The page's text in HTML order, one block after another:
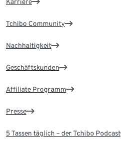
Karriere
Tchibo Community
Nachhaltigkeit
Geschäftskunden
Affiliate Programm
Presse
5 Tassen täglich – der Tchibo Podcast